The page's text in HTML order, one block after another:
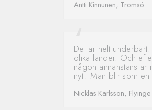
Antti Kinnunen, Tromsö
Det är helt
olika länder. Och
någon annanstans
nytt. Man blir som en
Nicklas Karlsson, Flyinge